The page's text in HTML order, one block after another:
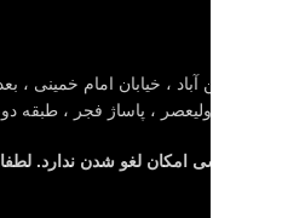
، خیابان امام خمینی ، بعداز شیخ هادی
، پاساژ فجر ، طبقه دوم پلاک 230
امکان لغو شدن ندارد. لطفا در خرید خود